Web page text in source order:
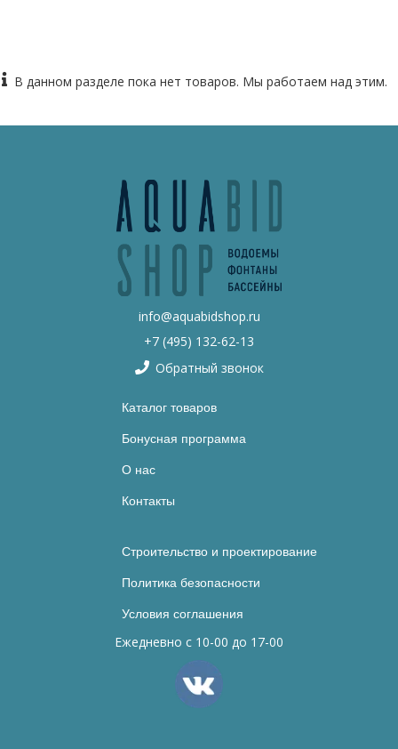
В данном разделе пока нет товаров. Мы работаем над этим.
info@aquabidshop.ru
+7 (495) 132-62-13
Обратный звонок
Каталог товаров
Бонусная программа
О нас
Контакты
Строительство и проектирование
Политика безопасности
Условия соглашения
Ежедневно с 10-00 до 17-00